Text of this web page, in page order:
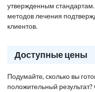
утвержденным
методов лечения
клиентов.
Доступные цены
Подумайте, сколько вы
положительный